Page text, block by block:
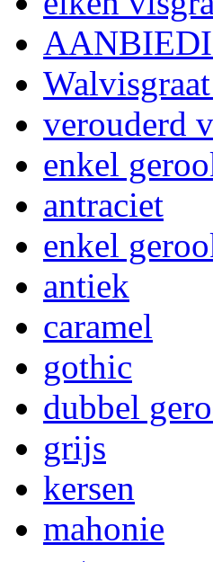
verouderd
enkel
antraciet
enkel
antiek
caramel
gothic
dubbel
grijs
kersen
mahonie